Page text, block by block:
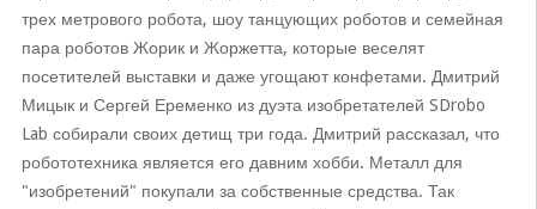
трех метрового робота, шоу танцующих роботов и семейная
пара роботов Жорик и Жоржетта, которые веселят
посетителей выставки и даже угощают конфетами. Дмитрий
Мицык и Сергей Еременко из дуэта изобретателей SDrobo
Lab собирали своих детищ три года. Дмитрий рассказал, что
робототехника является его давним хобби. Металл для
"изобретений" покупали за собственные средства. Так